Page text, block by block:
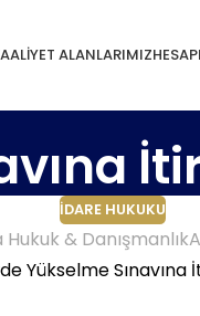
ALANLARIMIZ
İDARE HUKUKU
& Danışmanlık